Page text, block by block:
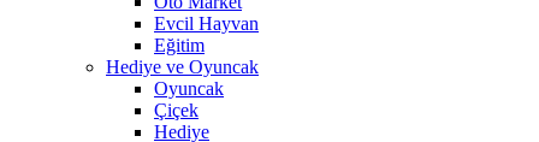
Evcil Hayvan
Eğitim
Hediye ve Oyuncak
Oyuncak
Çiçek
Hediye